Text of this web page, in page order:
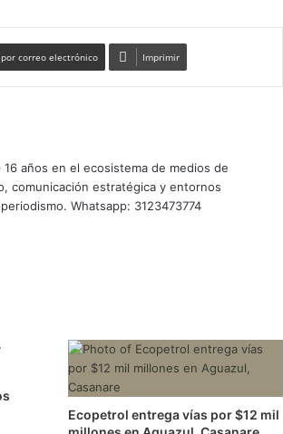
correo electrónico Imprimir
años en el ecosistema de medios de
comunicación estratégica y entornos
Whatsapp: 3123473774
Ecopetrol entrega vías por $12 mil